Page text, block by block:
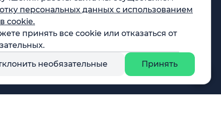
персональных данных с использованием
cookie.
принять все cookie или отказаться от
необязательные
Принять